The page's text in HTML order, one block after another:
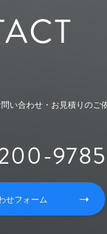
い合わせ・お見積りのご
9785
せフォーム